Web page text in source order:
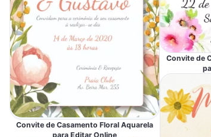
Convite de Casamento Floral Aquarela
para Editar Online
Convite de